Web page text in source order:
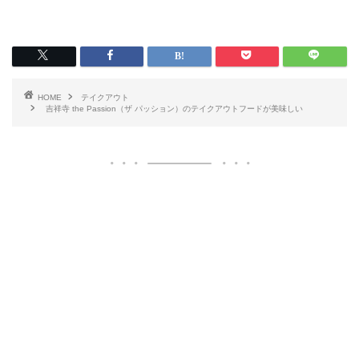
HOME
テイクアウト
吉祥寺 the Passion（ザ パッション）のテイクアウトフードが美味しい